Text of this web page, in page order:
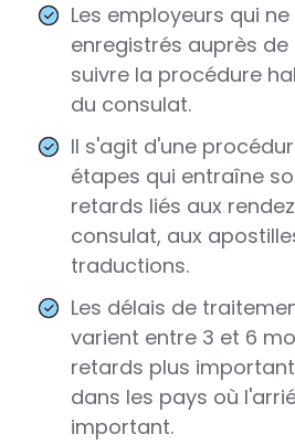
Les employeurs qui
enregistrés auprès de
suivre la procédure
du consulat.
Il s'agit d'une
étapes qui entraîne
retards liés aux
consulat, aux
traductions.
Les délais de
varient entre 3 et 6
retards plus
dans les pays où
important.